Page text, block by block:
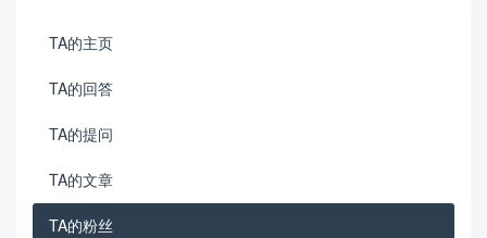
TA的主页
TA的回答
TA的提问
TA的文章
TA的粉丝